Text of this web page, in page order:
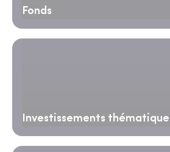
Fonds
Investissements